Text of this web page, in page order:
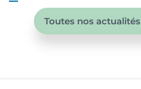
Toutes nos actualités